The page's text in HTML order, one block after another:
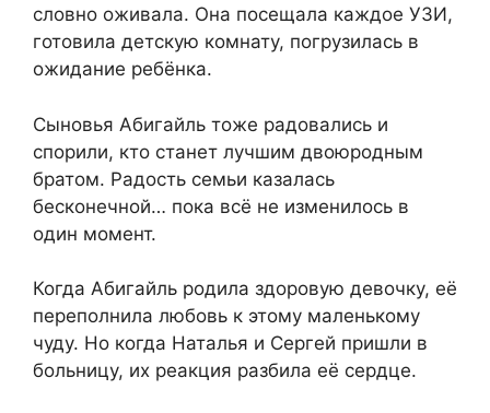
словно оживала. Она посещала каждое УЗИ,
готовила детскую комнату, погрузилась в
ожидание ребёнка.
Сыновья Абигайль тоже радовались и
спорили, кто станет лучшим двоюродным
братом. Радость семьи казалась
бесконечной… пока всё не изменилось в
один момент.
Когда Абигайль родила здоровую девочку, её
переполнила любовь к этому маленькому
чуду. Но когда Наталья и Сергей пришли в
больницу, их реакция разбила её сердце.